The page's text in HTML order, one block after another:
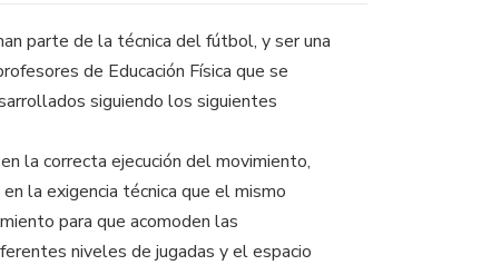
parte de la técnica del fútbol, y ser una
de Educación Física que se
siguiendo los siguientes
la correcta ejecución del movimiento,
la exigencia técnica que el mismo
para que acomoden las
niveles de jugadas y el espacio